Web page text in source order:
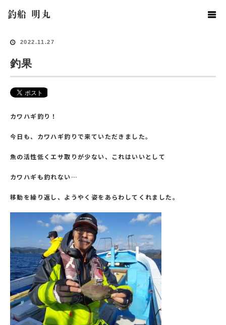
釣船 明丸
釣果情報
2022.11.27
釣果
カワハギ釣り！
今日も、カワハギ釣りで来ていただきました。
魚の活性低くエサ取りが少ない、これはいいとして
カワハギも釣れない…
移動を繰り返し、ようやく姿をあらわしてくれました。